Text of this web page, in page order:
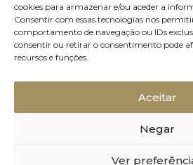
cookies para armazenar e/ou aceder a
Consentir com essas tecnologias nos
comportamento de navegação ou IDs
consentir ou retirar o consentimento pode
recursos e funções.
Aceitar
Negar
Ver
Política de Cookies (UE)
Relatório de Sustentabilidade